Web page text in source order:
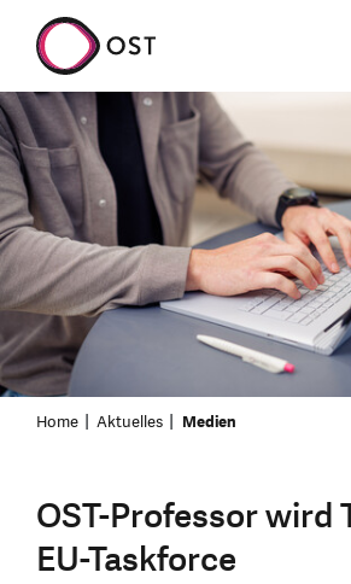
Home Aktuelles Medien
OST-Professor wird
EU-Taskforce